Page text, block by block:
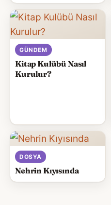
GÜNDEM
Kitap Kulübü Nasıl
Kurulur?
DOSYA
Nehrin Kıyısında